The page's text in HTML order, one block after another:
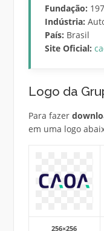
Fundação:
Indústria:
País: Brasil
Site Oficial:
Logo da
Para fazer
em uma logo
256×256